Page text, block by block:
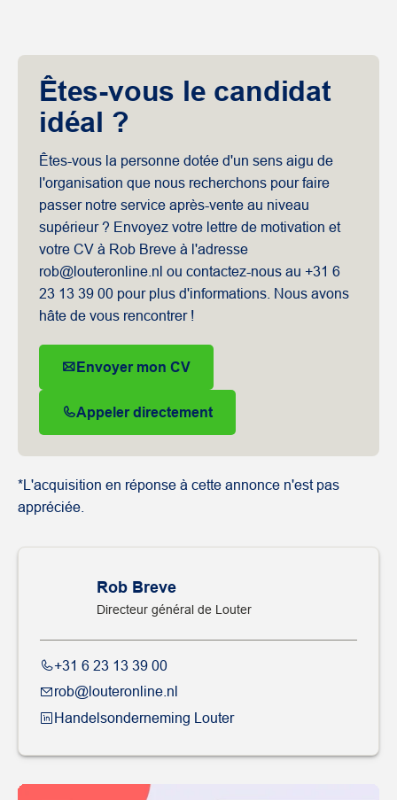
Êtes-vous le candidat
idéal ?
Êtes-vous la personne dotée d'un sens aigu de
l'organisation que nous recherchons pour faire
passer notre service après-vente au niveau
supérieur ? Envoyez votre lettre de motivation et
votre CV à Rob Breve à l'adresse
rob@louteronline.nl ou contactez-nous au +31 6
23 13 39 00 pour plus d'informations. Nous avons
hâte de vous rencontrer !
Envoyer mon CV
Appeler directement
*L'acquisition en réponse à cette annonce n'est pas
appréciée.
Rob Breve
Directeur général de Louter
+31 6 23 13 39 00
rob@louteronline.nl
Handelsonderneming Louter